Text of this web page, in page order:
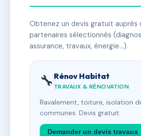
Obtenez un devis gratuit auprès
partenaires sélectionnés
assurance, travaux, énergie…).
🔧 Rénov Habitat
TRAVAUX & RÉNOVATION
Ravalement, toiture, isolation
communes. Devis gratuit.
Demander un devis travaux